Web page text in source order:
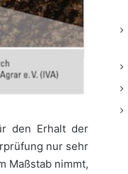
den Erhalt der
nur sehr
Maßstab nimmt,